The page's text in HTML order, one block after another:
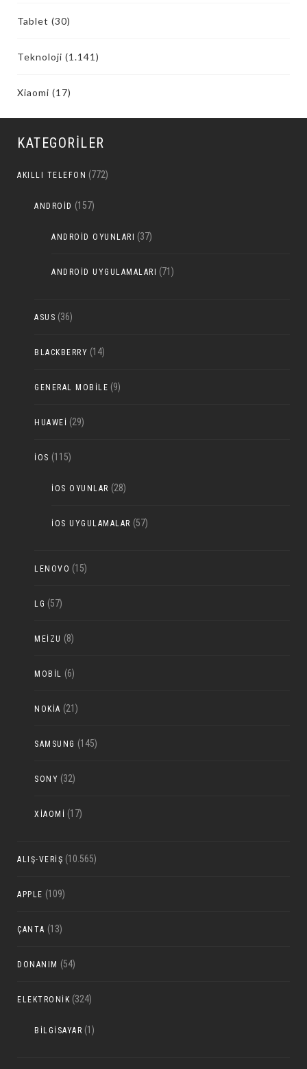
Tablet (30)
Teknoloji (1.141)
Xiaomi (17)
KATEGORILER
AKILLI TELEFON (772)
ANDROID (157)
ANDROID OYUNLARI (37)
ANDROID UYGULAMALARI (71)
ASUS (36)
BLACKBERRY (14)
GENERAL MOBILE (9)
HUAWEI (29)
IOS (115)
IOS OYUNLAR (28)
IOS UYGULAMALAR (57)
LENOVO (15)
LG (57)
MEIZU (8)
MOBIL (6)
NOKIA (21)
SAMSUNG (145)
SONY (32)
XIAOMI (17)
ALIŞ-VERIŞ (10.565)
APPLE (109)
ÇANTA (13)
DONANIM (54)
ELEKTRONIK (324)
BILGISAYAR (1)